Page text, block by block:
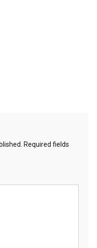
Required fields